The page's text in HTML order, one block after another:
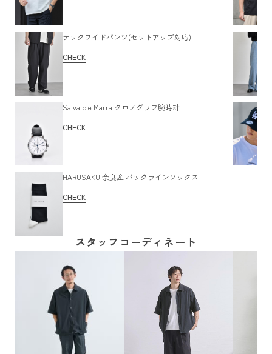
テックワイドパンツ(セットアップ対応)
CHECK
Salvatole Marra クロノグラフ腕時計
CHECK
HARUSAKU 奈良産 バックラインソックス
CHECK
スタッフコーディネート